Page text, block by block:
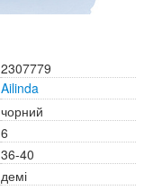
2307779
Ailinda
чорний
6
36-40
демі